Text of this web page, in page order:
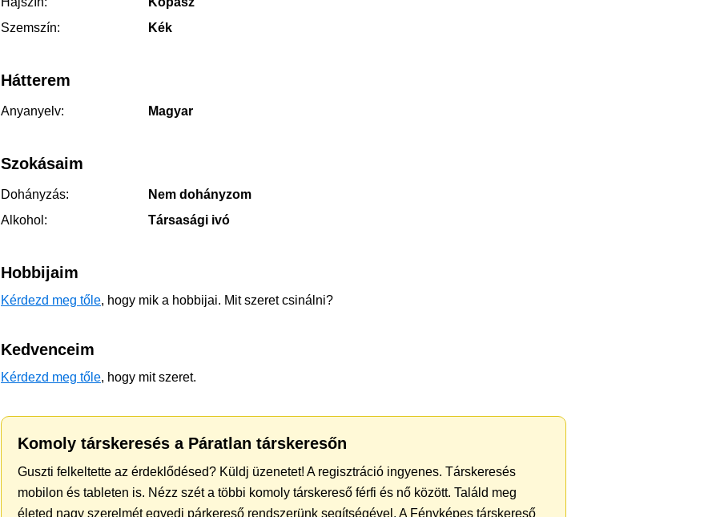
Szemszín:
Kék
Hátterem
Anyanyelv: Magyar
Szokásaim
Dohányzás:
Nem dohányzom
Alkohol:
Társasági ivó
Hobbijaim
Kérdezd meg tőle, hogy mik a hobbijai. Mit szeret csinálni?
Kedvenceim
Kérdezd meg tőle, hogy mit szeret.
Komoly társkeresés a Páratlan társkeresőn
Guszti felkeltette az érdeklődésed? Küldj üzenetet! A regisztráció ingyenes. Társkeresés
mobilon és tableten is. Nézz szét a többi komoly társkereső férfi és nő között. Találd meg
életed nagy szerelmét egyedi párkereső rendszerünk segítségével. A Fényképes társkereső